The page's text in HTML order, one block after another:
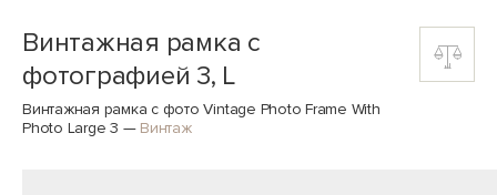
Винтажная рамка с
фотографией 3, L
Винтажная рамка с фото Vintage Photo Frame With
Photo Large 3 — Винтаж